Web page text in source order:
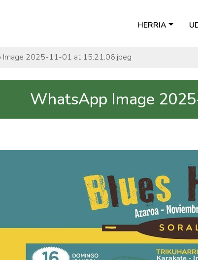
HERRIA
Image 2025-11-01 at 15.21.06.jpeg
WhatsApp Image